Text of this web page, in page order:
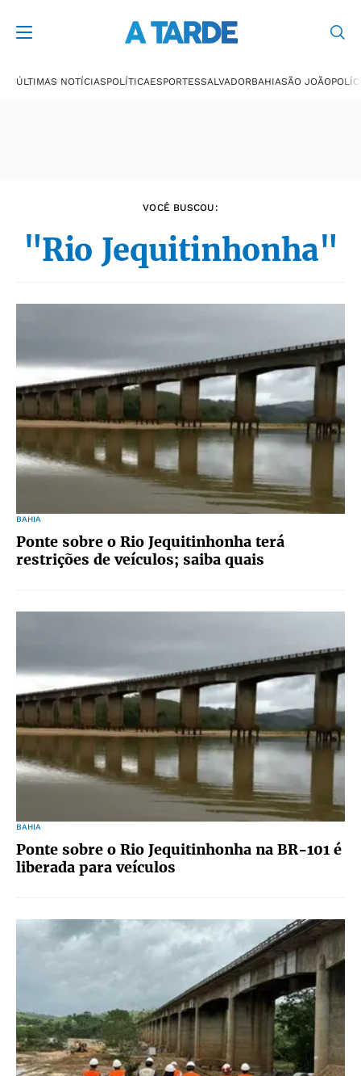
ÚLTIMAS NOTÍCIASPOLÍTICAESPORTESSALVADORBAHIASÃO JOÃO
VOCÊ BUSCOU:
"Rio Jequitinhonha"
BAHIA
Ponte sobre o Rio Jequitinhonha terá
restrições de veículos; saiba quais
BAHIA
Ponte sobre o Rio Jequitinhonha na BR-101 é
liberada para veículos